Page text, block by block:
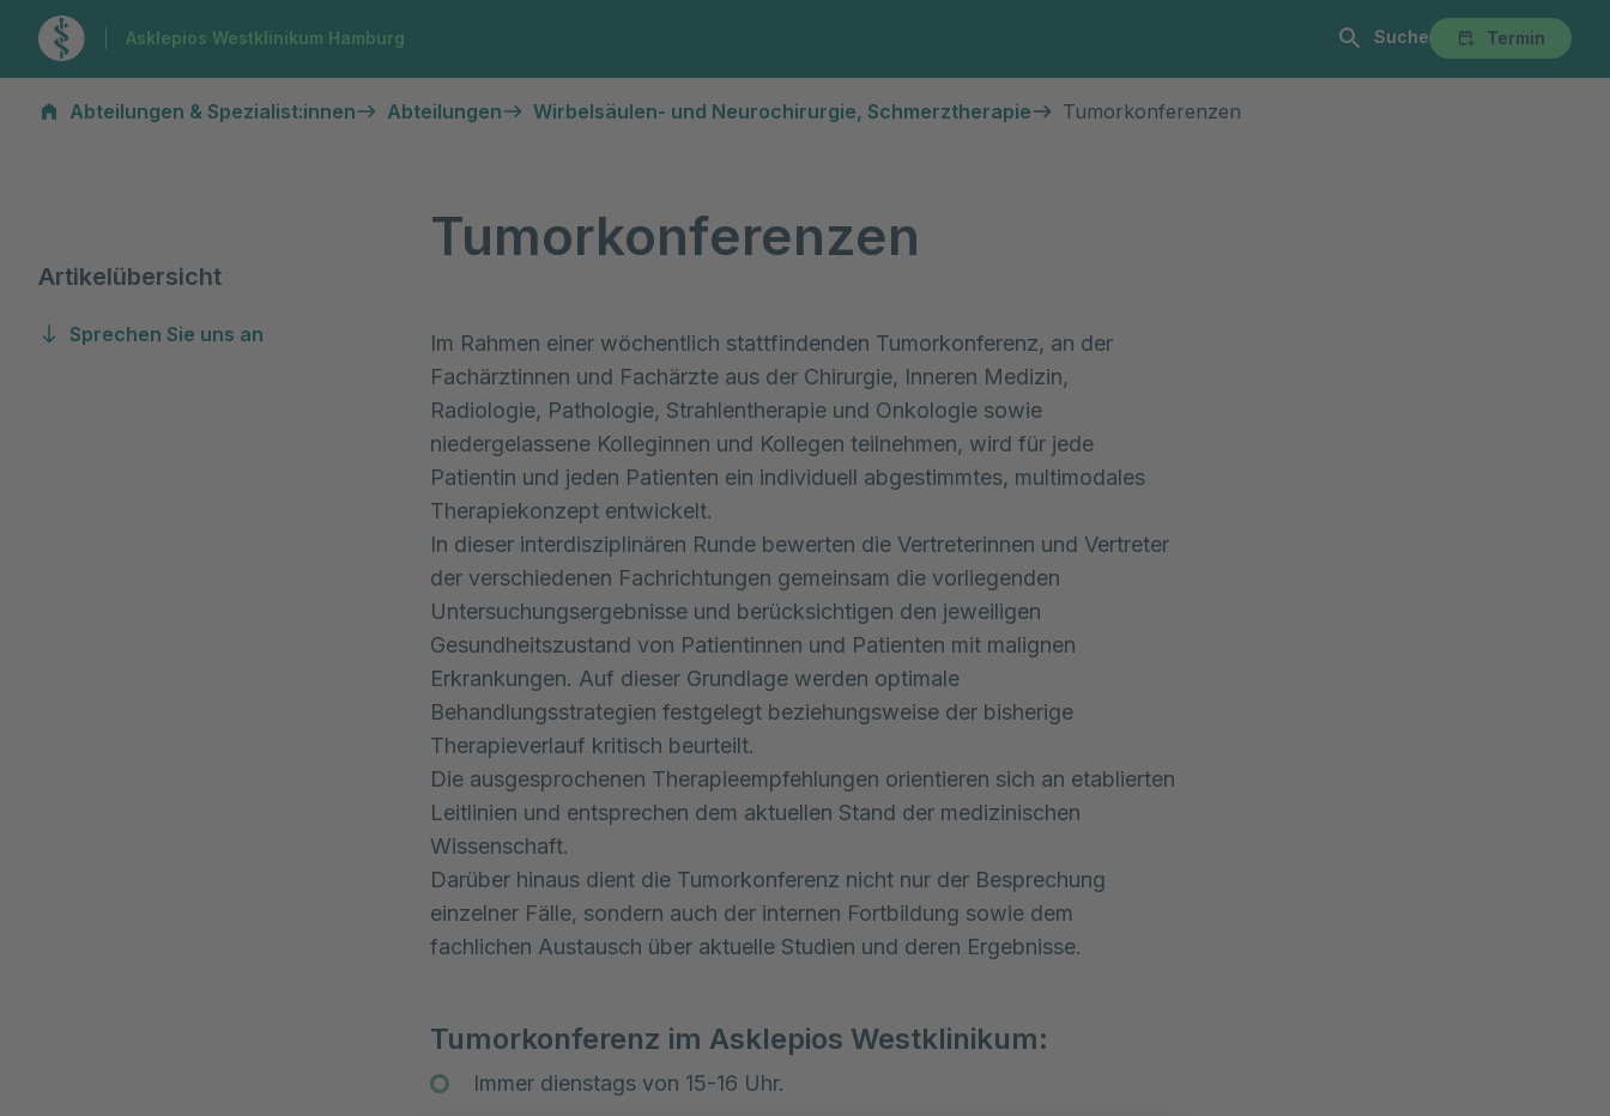
Zur Startseite
Asklepios Westklinikum Hamburg Suche Termin
Abteilungen & Spezialist:innen
Abteilungen Wirbelsäulen- und Neurochirurgie, Schmerztherapie Tumorkonferenzen
Tumorkonferenzen
Artikelübersicht
Sprechen Sie uns an
Im Rahmen einer wöchentlich stattfindenden Tumorkonferenz, an der
Fachärztinnen und Fachärzte aus der Chirurgie, Inneren Medizin,
Radiologie, Pathologie, Strahlentherapie und Onkologie sowie
niedergelassene Kolleginnen und Kollegen teilnehmen, wird für jede
Patientin und jeden Patienten ein individuell abgestimmtes, multimodales
Therapiekonzept entwickelt.
In dieser interdisziplinären Runde bewerten die Vertreterinnen und Vertreter
der verschiedenen Fachrichtungen gemeinsam die vorliegenden
Untersuchungsergebnisse und berücksichtigen den jeweiligen
Gesundheitszustand von Patientinnen und Patienten mit malignen
Erkrankungen. Auf dieser Grundlage werden optimale
Behandlungsstrategien festgelegt beziehungsweise der bisherige
Therapieverlauf kritisch beurteilt.
Die ausgesprochenen Therapieempfehlungen orientieren sich an etablierten
Leitlinien und entsprechen dem aktuellen Stand der medizinischen
Wissenschaft.
Darüber hinaus dient die Tumorkonferenz nicht nur der Besprechung
einzelner Fälle, sondern auch der internen Fortbildung sowie dem
fachlichen Austausch über aktuelle Studien und deren Ergebnisse.
Tumorkonferenz im Asklepios Westklinikum:
Immer dienstags von 15-16 Uhr.